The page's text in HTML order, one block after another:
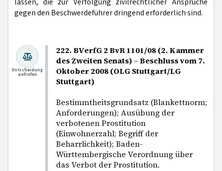
gegen den Beschwerdeführer dringend erforderlich sind.
222. BVerfG 2 BvR 1101/08 (2. Kammer
des Zweiten Senats) – Beschluss vom 7.
Oktober 2008 (OLG Stuttgart/LG
Stuttgart)
Bestimmtheitsgrundsatz (Blankettnorm;
Anforderungen); Ausübung der
verbotenen Prostitution
(Einwohnerzahl; Begriff der
Beharrlichkeit); Baden-
Württembergische Verordnung über
das Verbot der Prostitution.
Entscheidung
aufrufen